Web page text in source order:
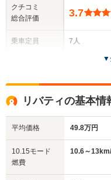
クチコミ
総合評価
乗車定員
サイズ
(全長x全幅x全高)
3.7
7人
全高
1.63m～
全幅
1.7m
▼
リバティの基本情
平均価格 49.8万円
10.15モード
燃費
10.6～